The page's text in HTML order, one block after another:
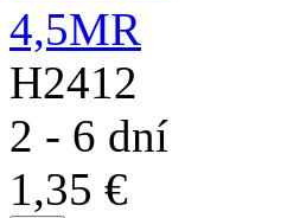
H2412
2 - 6 dní
1,35 €